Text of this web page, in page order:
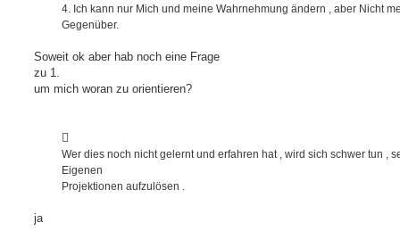
4. Ich kann nur Mich und meine Wahrnehmung ändern , aber Nicht
Gegenüber.
Soweit ok aber hab noch eine Frage
zu 1.
um mich woran zu orientieren?
Wer dies noch nicht gelernt und erfahren hat , wird sich schwer tun ,
Eigenen
Projektionen aufzulösen .
ja